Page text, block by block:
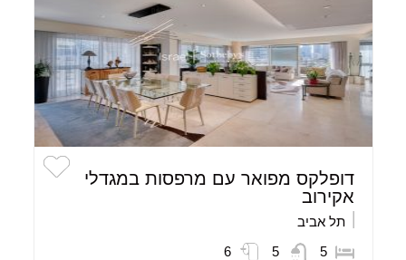
דופלקס מפואר עם מרפסות במגדלי
אקירוב
תל אביב
5
5
6